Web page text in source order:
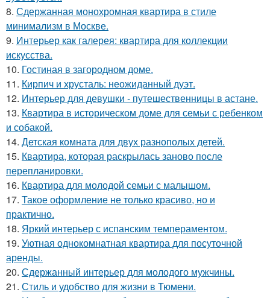
8. Сдержанная монохромная квартира в стиле
минимализм в Москве.
9. Интерьер как галерея: квартира для коллекции
искусства.
10. Гостиная в загородном доме.
11. Кирпич и хрусталь: неожиданный дуэт.
12. Интерьер для девушки - путешественницы в астане.
13. Квартира в историческом доме для семьи с ребенком
и собакой.
14. Детская комната для двух разнополых детей.
15. Квартира, которая раскрылась заново после
перепланировки.
16. Квартира для молодой семьи с малышом.
17. Такое оформление не только красиво, но и
практично.
18. Яркий интерьер с испанским темпераментом.
19. Уютная однокомнатная квартира для посуточной
аренды.
20. Сдержанный интерьер для молодого мужчины.
21. Стиль и удобство для жизни в Тюмени.